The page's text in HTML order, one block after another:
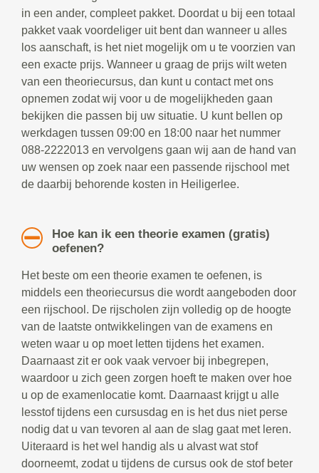
in een ander, compleet pakket. Doordat u bij een totaal
pakket vaak voordeliger uit bent dan wanneer u alles
los aanschaft, is het niet mogelijk om u te voorzien van
een exacte prijs. Wanneer u graag de prijs wilt weten
van een theoriecursus, dan kunt u contact met ons
opnemen zodat wij voor u de mogelijkheden gaan
bekijken die passen bij uw situatie. U kunt bellen op
werkdagen tussen 09:00 en 18:00 naar het nummer
088-2222013 en vervolgens gaan wij aan de hand van
uw wensen op zoek naar een passende rijschool met
de daarbij behorende kosten in Heiligerlee.
Hoe kan ik een theorie examen (gratis)
oefenen?
Het beste om een theorie examen te oefenen, is
middels een theoriecursus die wordt aangeboden door
een rijschool. De rijscholen zijn volledig op de hoogte
van de laatste ontwikkelingen van de examens en
weten waar u op moet letten tijdens het examen.
Daarnaast zit er ook vaak vervoer bij inbegrepen,
waardoor u zich geen zorgen hoeft te maken over hoe
u op de examenlocatie komt. Daarnaast krijgt u alle
lesstof tijdens een cursusdag en is het dus niet perse
nodig dat u van tevoren al aan de slag gaat met leren.
Uiteraard is het wel handig als u alvast wat stof
doorneemt, zodat u tijdens de cursus ook de stof beter